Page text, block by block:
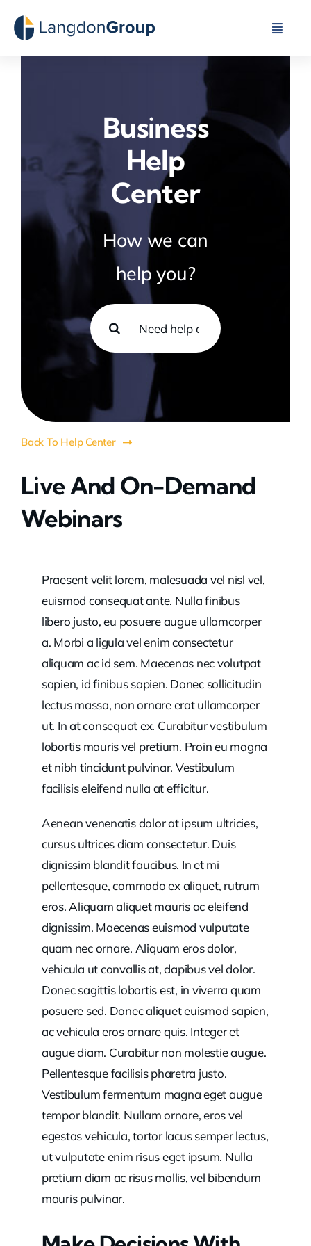
Toggle
Industries We Serve
Contact Us
Business
Help
Center
How we can
help you?
Search
for:
Back To Help Center
Live And On-Demand
Webinars
Praesent velit lorem, malesuada vel nisl vel,
euismod consequat ante. Nulla finibus
libero justo, eu posuere augue ullamcorper
a. Morbi a ligula vel enim consectetur
aliquam ac id sem. Maecenas nec volutpat
sapien, id finibus sapien. Donec sollicitudin
lectus massa, non ornare erat ullamcorper
ut. In at consequat ex. Curabitur vestibulum
lobortis mauris vel pretium. Proin eu magna
et nibh tincidunt pulvinar. Vestibulum
facilisis eleifend nulla at efficitur.
Aenean venenatis dolor at ipsum ultricies,
cursus ultrices diam consectetur. Duis
dignissim blandit faucibus. In et mi
pellentesque, commodo ex aliquet, rutrum
eros. Aliquam aliquet mauris ac eleifend
dignissim. Maecenas euismod vulputate
quam nec ornare. Aliquam eros dolor,
vehicula ut convallis at, dapibus vel dolor.
Donec sagittis lobortis est, in viverra quam
posuere sed. Donec aliquet euismod sapien,
ac vehicula eros ornare quis. Integer et
augue diam. Curabitur non molestie augue.
Pellentesque facilisis pharetra justo.
Vestibulum fermentum magna eget augue
tempor blandit. Nullam ornare, eros vel
egestas vehicula, tortor lacus semper lectus,
ut vulputate enim risus eget ipsum. Nulla
pretium diam ac risus mollis, vel bibendum
mauris pulvinar.